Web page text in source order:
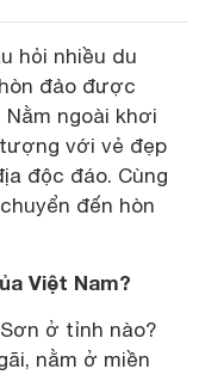
hỏi nhiều du
đảo được
Nằm ngoài khơi
với vẻ đẹp
độc đáo. Cùng
đến hòn
Việt Nam?
ở tỉnh nào?
nằm ở miền